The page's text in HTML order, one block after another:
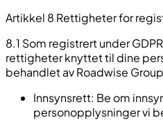
Artikkel 8 Rettigheter for
8.1 Som registrert under
rettigheter knyttet til dine
behandlet av Roadwise
Innsynsrett: Be om
personopplysninger vi